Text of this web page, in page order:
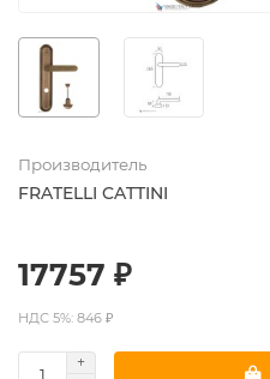
Производитель
FRATELLI CATTINI
17757 ₽
НДС 5%: 846 ₽